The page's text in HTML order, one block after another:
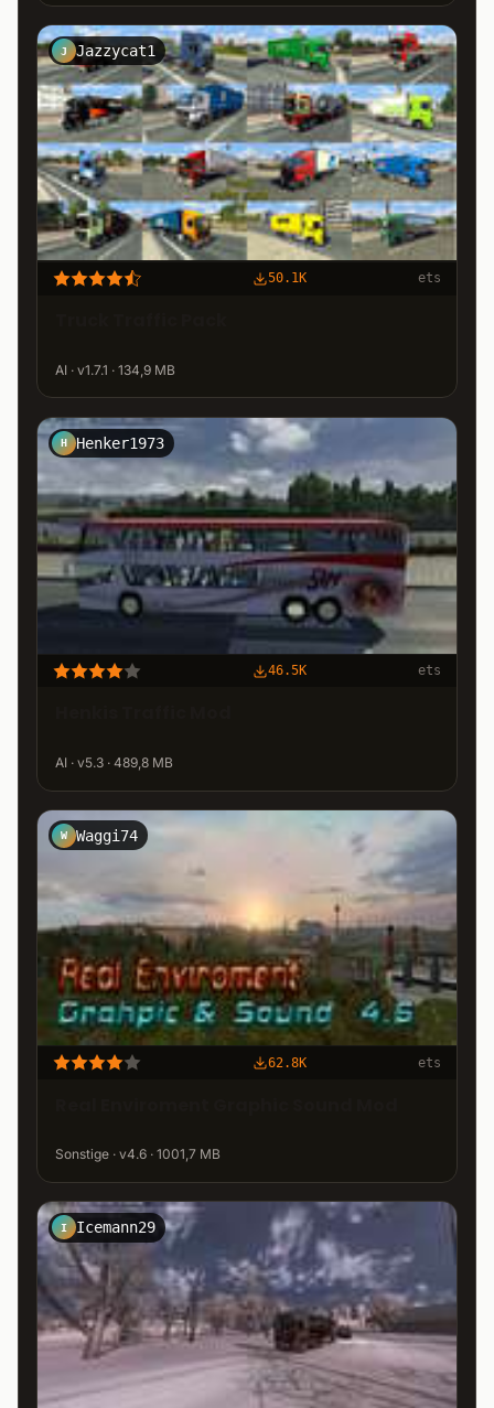
J Jazzycat1
50.1K ets
AI · v1.7.1 · 134,9 MB
H Henker1973
46.5K ets
AI · v5.3 · 489,8 MB
W Waggi74
62.8K ets
Sonstige · v4.6 · 1001,7 MB
I Icemann29